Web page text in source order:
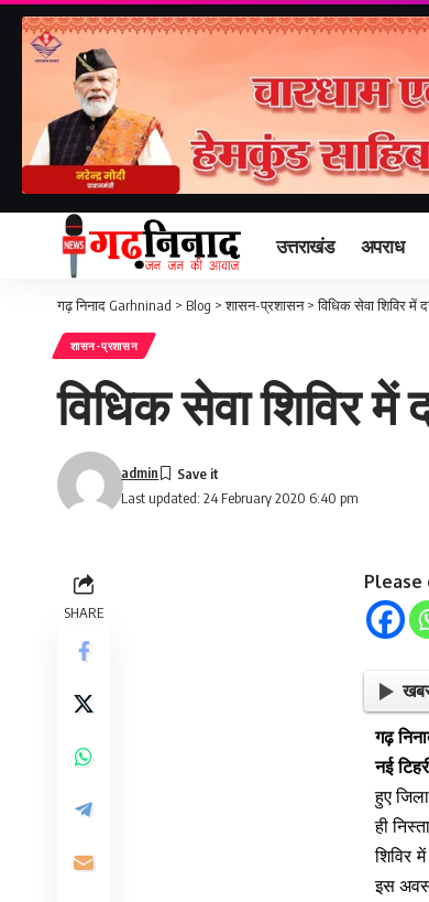
उत्तराखंड अपराध
गढ़ निनाद Garhninad > Blog >शासन-प्रशासन>विधिक सेवा शिविर में
शासन-प्रशासन
विधिक सेवा शिविर में
Last updated: 24 February 2020 6:40 pm
admin
SHARE
Please
गढ़
नई
हुए
ही
शिविर
इस